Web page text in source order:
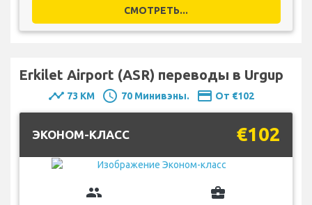
СМОТРЕТЬ...
Erkilet Airport (ASR) переводы в Urgup
timeline 73 KM schedule 70 Минивэны. payment От €102
ЭКОНОМ-КЛАСС €102
group business_center